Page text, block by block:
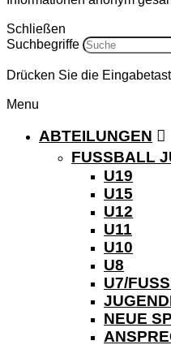
Schließen
Suchbegriffe
Drücken Sie die
Menu
ABTEILUNGEN
FUSSBALL
U19
U15
U12
U11
U10
U8
U7/
NEUE